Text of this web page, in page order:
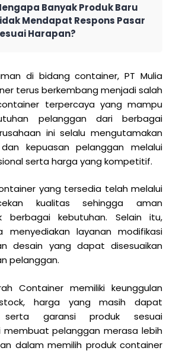
Banyak Produk Baru
Mendapat Respons Pasar
Harapan?
di bidang container, PT Mulia
terus berkembang menjadi salah
terpercaya yang mampu
pelanggan dari berbagai
ini selalu mengutamakan
kepuasan pelanggan melalui
serta harga yang kompetitif.
yang tersedia telah melalui
kualitas sehingga aman
berbagai kebutuhan. Selain itu,
menyediakan layanan modifikasi
desain yang dapat disesuaikan
pelanggan.
Container memiliki keunggulan
harga yang masih dapat
serta garansi produk sesuai
membuat pelanggan merasa lebih
dalam memilih produk container